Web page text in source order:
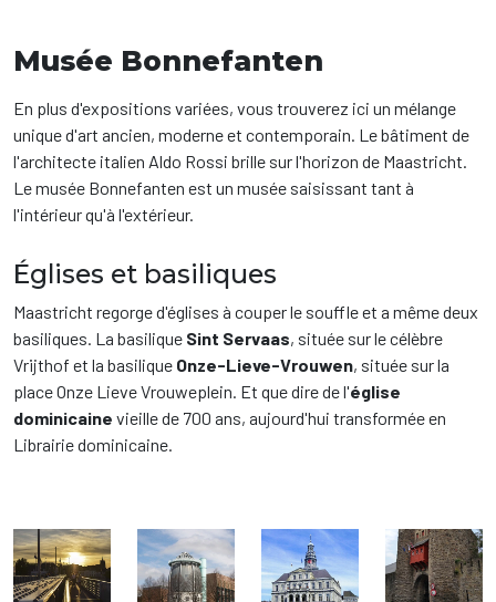
Musée Bonnefanten
En plus d'expositions variées, vous trouverez ici un mélange
unique d'art ancien, moderne et contemporain. Le bâtiment de
l'architecte italien Aldo Rossi brille sur l'horizon de Maastricht.
Le musée Bonnefanten est un musée saisissant tant à
l'intérieur qu'à l'extérieur.
Églises et basiliques
Maastricht regorge d'églises à couper le souffle et a même deux
basiliques. La basilique Sint Servaas, située sur le célèbre
Vrijthof et la basilique Onze-Lieve-Vrouwen, située sur la
place Onze Lieve Vrouweplein. Et que dire de l'église
dominicaine vieille de 700 ans, aujourd'hui transformée en
Librairie dominicaine.